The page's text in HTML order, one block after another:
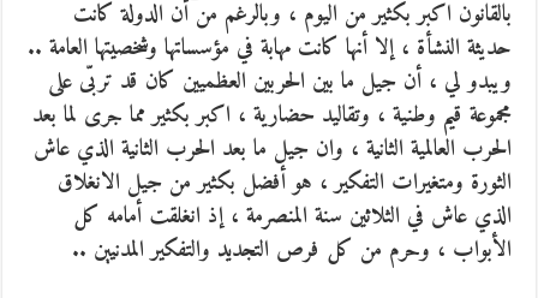
بالقانون اكبر بكثير من اليوم ، وبالرغم من أن الدولة كانت
حديثة النشأة ، إلا أنها كانت مهابة في مؤسساتها وشخصيتها العامة ..
ويبدو لي ، أن جيل ما بين الحربين العظميين كان قد تربّى على
مجموعة قيم وطنية ، وتقاليد حضارية ، اكبر بكثير مما جرى لما بعد
الحرب العالمية الثانية ، وان جيل ما بعد الحرب الثانية الذي عاش
الثورة ومتغيرات التفكير ، هو أفضل بكثير من جيل الانغلاق
الذي عاش في الثلاثين سنة المنصرمة ، إذ انغلقت أمامه كل
الأبواب ، وحرم من كل فرص التجديد والتفكير المدنيين ..